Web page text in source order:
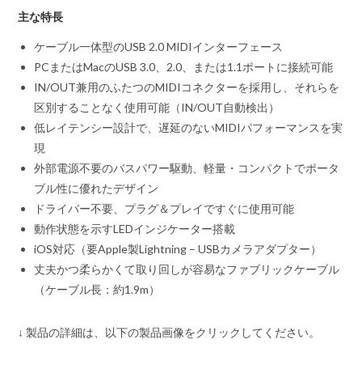
主な特長
ケーブル一体型のUSB 2.0 MIDIインターフェース
PCまたはMacのUSB 3.0、2.0、または1.1ポートに接続可能
IN/OUT兼用のふたつのMIDIコネクターを採用し、それらを
区別することなく使用可能（IN/OUT自動検出）
低レイテンシー設計で、遅延のないMIDIパフォーマンスを実
現
外部電源不要のバスパワー駆動、軽量・コンパクトでポータ
ブル性に優れたデザイン
ドライバー不要、プラグ＆プレイですぐに使用可能
動作状態を示すLEDインジケーター搭載
iOS対応（要Apple製Lightning – USBカメラアダプター）
丈夫かつ柔らかくて取り回しが容易なファブリックケーブル
（ケーブル長：約1.9m）
↓ 製品の詳細は、以下の製品画像をクリックしてください。